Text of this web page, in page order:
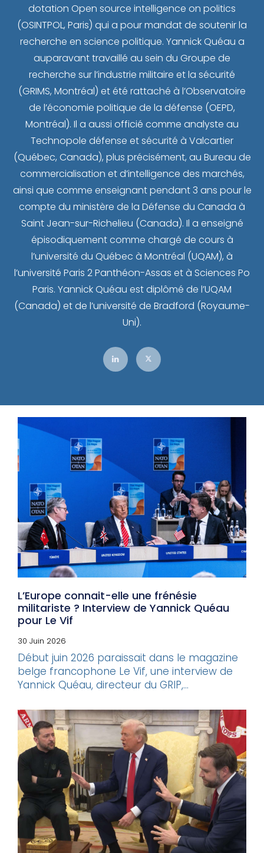
dotation Open source intelligence on politics
(OSINTPOL, Paris) qui a pour mandat de soutenir la
recherche en science politique. Yannick Quéau a
auparavant travaillé au sein du Groupe de
recherche sur l’industrie militaire et la sécurité
(GRIMS, Montréal) et été rattaché à l’Observatoire
de l’économie politique de la défense (OEPD,
Montréal). Il a aussi officié comme analyste au
Technopole défense et sécurité à Valcartier
(Québec, Canada), plus précisément, au Bureau de
commercialisation et d’intelligence des marchés,
ainsi que comme enseignant pendant 3 ans pour le
compte du ministère de la Défense du Canada à
Saint Jean-sur-Richelieu (Canada). Il a enseigné
épisodiquement comme chargé de cours à
l’université du Québec à Montréal (UQAM), à
l’université Paris 2 Panthéon-Assas et à Sciences Po
Paris. Yannick Quéau est diplômé de l’UQAM
(Canada) et de l’université de Bradford (Royaume-
Uni).
L’Europe connait-elle une frénésie
militariste ? Interview de Yannick Quéau
pour Le Vif
30 Juin 2026
Début juin 2026 paraissait dans le magazine
belge francophone Le Vif, une interview de
Yannick Quéau, directeur du GRIP,...